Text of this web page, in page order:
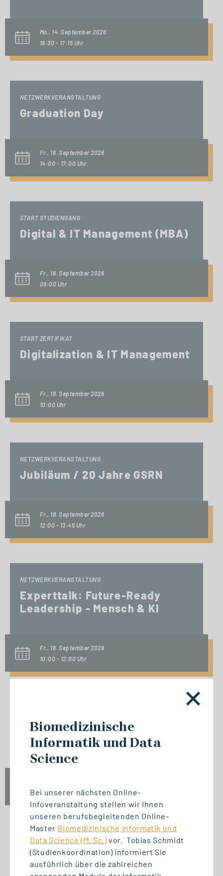
Mo., 14. September 2026
16:30 - 17:15 Uhr
NETZWERKVERANSTALTUNG
Graduation Day
Fr., 18. September 2026
14:00 - 17:00 Uhr
START STUDIENGANG
Digital & IT Management (MBA)
Fr., 18. September 2026
09:00 Uhr
START ZERTIFIKAT
Digitalization & IT Management
Fr., 18. September 2026
10:00 Uhr
NETZWERKVERANSTALTUNG
Jubiläum / 20 Jahre GSRN
Fr., 18. September 2026
12:00 - 13:45 Uhr
NETZWERKVERANSTALTUNG
Experttalk: Future-Ready
Leadership - Mensch & KI
Fr., 18. September 2026
10:00 - 12:00 Uhr
Berufsbegleitend zum Master
oder MBA
17:00 - 18:30 Uhr
Biomedizinische Informatik
Biomedizinische
Informatik und Data
Science
Bei unserer nächsten Online-
Infoveranstaltung stellen wir Ihnen
unseren berufsbegleitenden Online-
Master Biomedizinische Informatik und
Data Science (M. Sc.)vor. Tobias Schmidt
(Studienkoordination) informiert Sie
ausführlich über die zahlreichen